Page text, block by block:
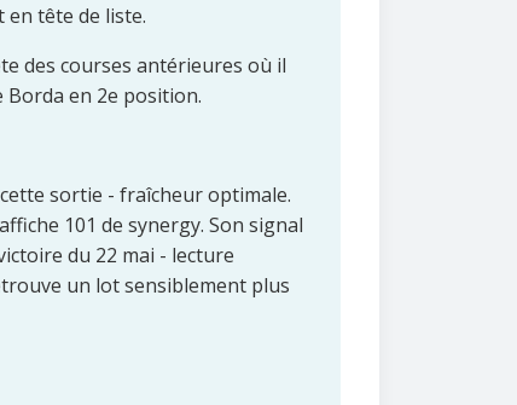
en tête de liste.
des courses antérieures où il
Borda en 2e position.
sortie - fraîcheur optimale.
101 de synergy. Son signal
du 22 mai - lecture
un lot sensiblement plus